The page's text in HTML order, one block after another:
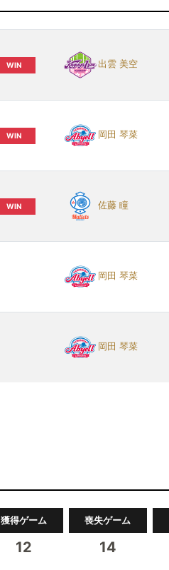
WIN 出雲 美空
WIN 岡田 琴菜
WIN 佐藤 瞳
岡田 琴菜
岡田 琴菜
獲得ゲーム
12
喪失ゲーム
14